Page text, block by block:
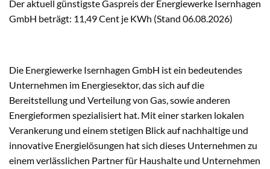
Der aktuell günstigste Gaspreis der Energiewerke Isernhagen
GmbH beträgt: 11,49 Cent je KWh (Stand 06.08.2026)
Die Energiewerke Isernhagen GmbH ist ein bedeutendes
Unternehmen im Energiesektor, das sich auf die
Bereitstellung und Verteilung von Gas, sowie anderen
Energieformen spezialisiert hat. Mit einer starken lokalen
Verankerung und einem stetigen Blick auf nachhaltige und
innovative Energielösungen hat sich dieses Unternehmen zu
einem verlässlichen Partner für Haushalte und Unternehmen